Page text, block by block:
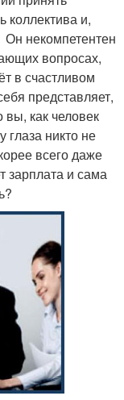
коллектива и,
Он некомпетентен
вопросах,
в счастливом
представляет,
как человек
никто не
всего даже
зарплата и сама